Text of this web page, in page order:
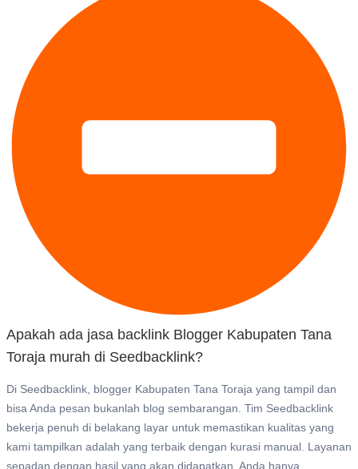
Apakah ada jasa backlink Blogger Kabupaten Tana
Toraja murah di Seedbacklink?
Di Seedbacklink, blogger Kabupaten Tana Toraja yang tampil dan
bisa Anda pesan bukanlah blog sembarangan. Tim Seedbacklink
bekerja penuh di belakang layar untuk memastikan kualitas yang
kami tampilkan adalah yang terbaik dengan kurasi manual. Layanan
sepadan dengan hasil yang akan didapatkan, Anda hanya